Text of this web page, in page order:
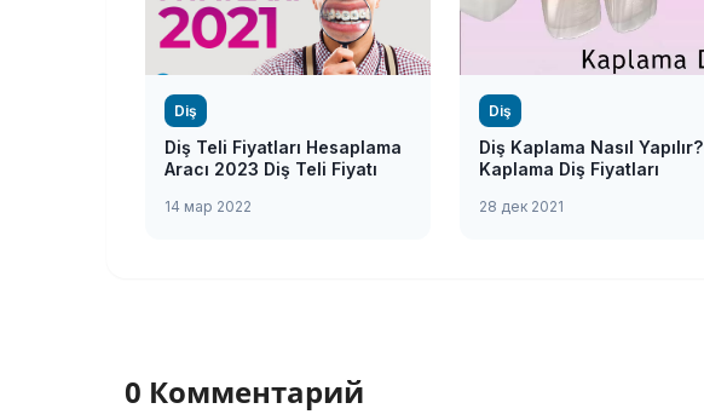
Diş
Diş Teli Fiyatları Hesaplama
Aracı 2023 Diş Teli Fiyatı
14 мар 2022
Diş
Diş Kaplama Nasıl Yapılır?
Kaplama Diş Fiyatları
28 дек 2021
0 Комментарий